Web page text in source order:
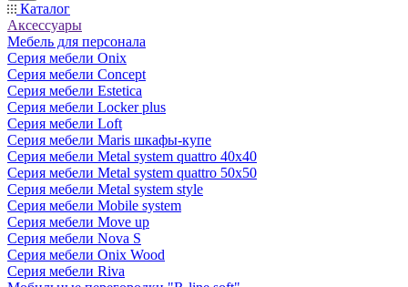
Каталог
Аксессуары
Мебель для персонала
Серия мебели Onix
Серия мебели Concept
Серия мебели Estetica
Серия мебели Locker plus
Серия мебели Loft
Серия мебели Maris шкафы-купе
Серия мебели Metal system quattro 40x40
Серия мебели Metal system quattro 50x50
Серия мебели Metal system style
Серия мебели Mobile system
Серия мебели Move up
Серия мебели Nova S
Серия мебели Onix Wood
Серия мебели Riva